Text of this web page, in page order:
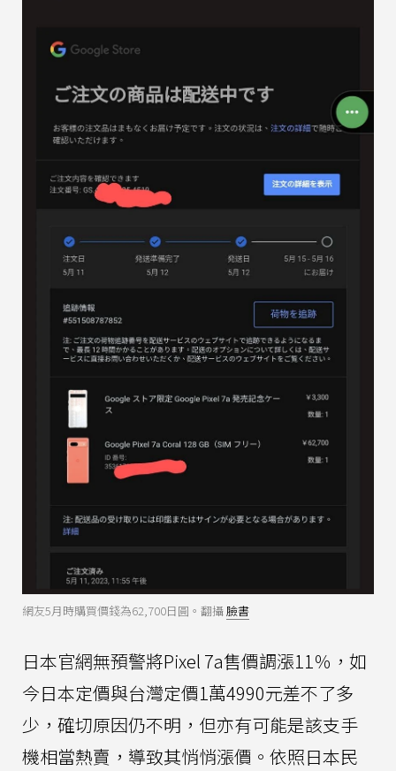
網友5月時購買價錢為62,700日圓。翻攝臉書
日本官網無預警將Pixel 7a售價調漲11％，如
今日本定價與台灣定價1萬4990元差不了多
少，確切原因仍不明，但亦有可能是該支手
機相當熱賣，導致其悄悄漲價。依照日本民